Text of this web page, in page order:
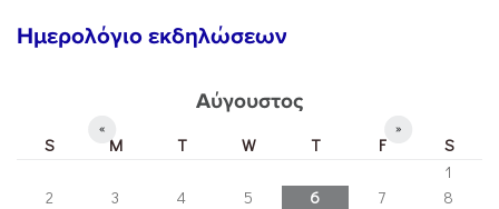
Ημερολόγιο εκδηλώσεων
Αύγουστος
« »
S M T W T F
S
1
2
3 4 5 6 7
8